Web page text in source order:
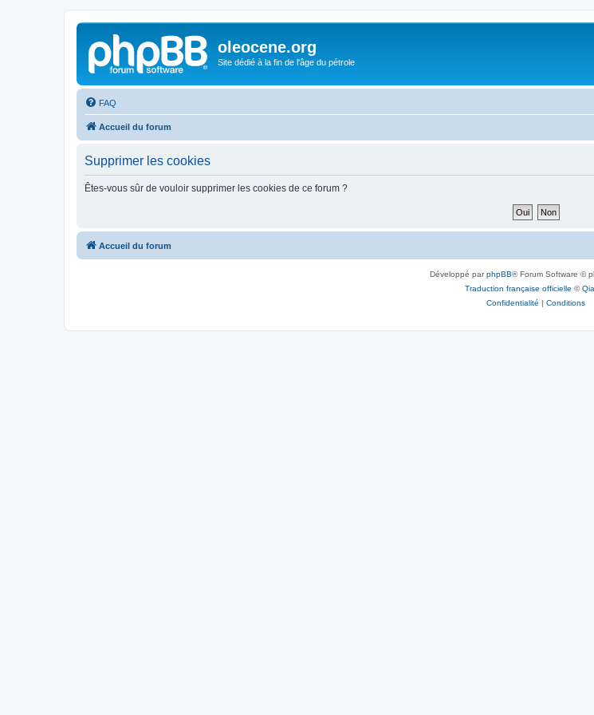
oleocene.org
Site dédié à la fin de l'âge du pétrole
FAQ
Accueil du forum
Supprimer les cookies
Êtes-vous sûr de vouloir supprimer les cookies de ce forum ?
Accueil du forum
Développé parphpBB® Forum Software ©
Traduction française officielle ©
Confidentialité | Conditions